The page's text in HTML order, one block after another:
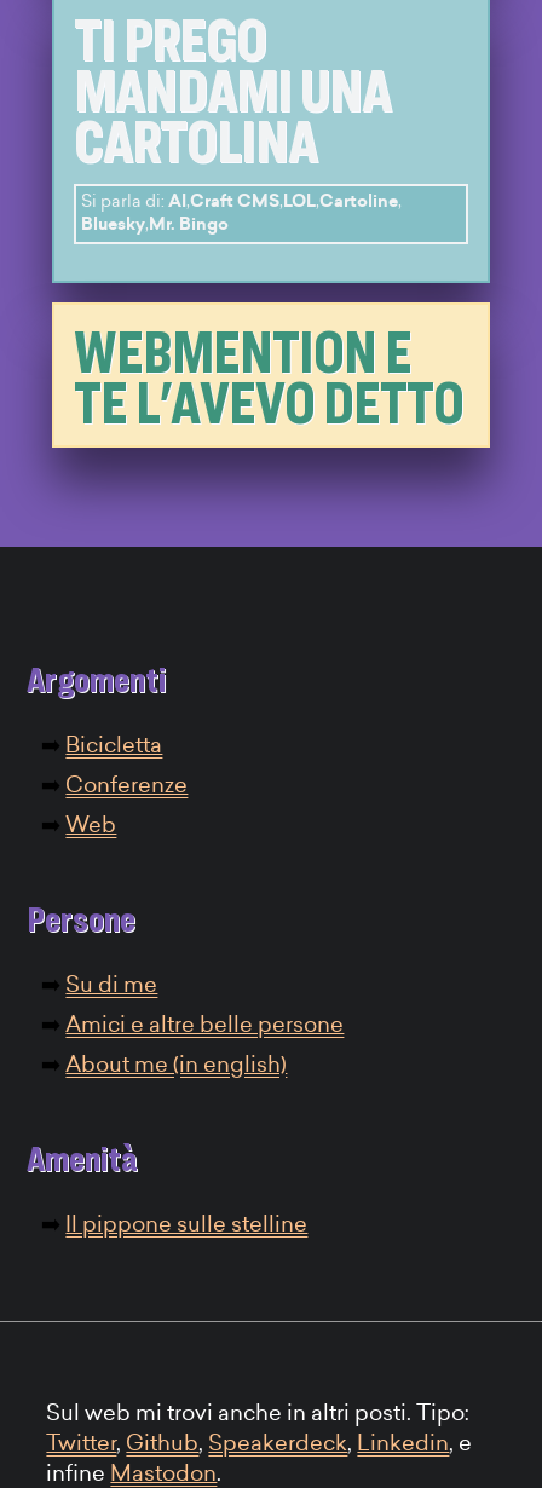
TI PREGO
MANDAMI UNA
CARTOLINA
Si parla di: AI ,Craft CMS, LOL,Cartoline,
Bluesky, Mr. Bingo
WEBMENTION E
TE L'AVEVO DETTO
Argomenti
Bicicletta
Conferenze
Web
Persone
Su di me
Amici e altre belle persone
About me (in english)
Amenità
Il pippone sulle stelline
Sul web mi trovi anche in altri posti. Tipo:
Twitter, Github, Speakerdeck, Linkedin, e
infine Mastodon.